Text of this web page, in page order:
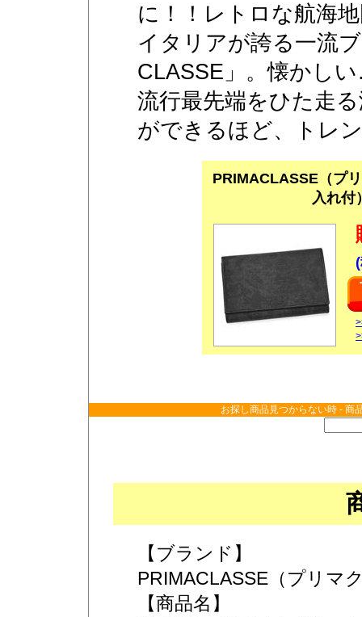
に！！レトロな航海
イタリアが誇る一流
CLASSE」。懐かし
流行最先端をひた走
ができるほど、トレ
PRIMACLASSE（プ
入れ付
お探し商品見つからない時 - 商
【ブランド】
PRIMACLASSE（プリマ
【商品名】